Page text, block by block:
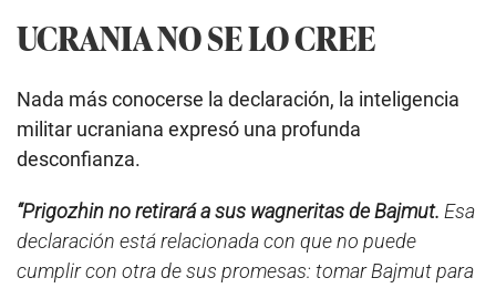
UCRANIA NO SE LO CREE
Nada más conocerse la declaración, la inteligencia
militar ucraniana expresó una profunda
desconfianza.
“Prigozhin no retirará a sus wagneritas de Bajmut. Esa
declaración está relacionada con que no puede
cumplir con otra de sus promesas: tomar Bajmut para